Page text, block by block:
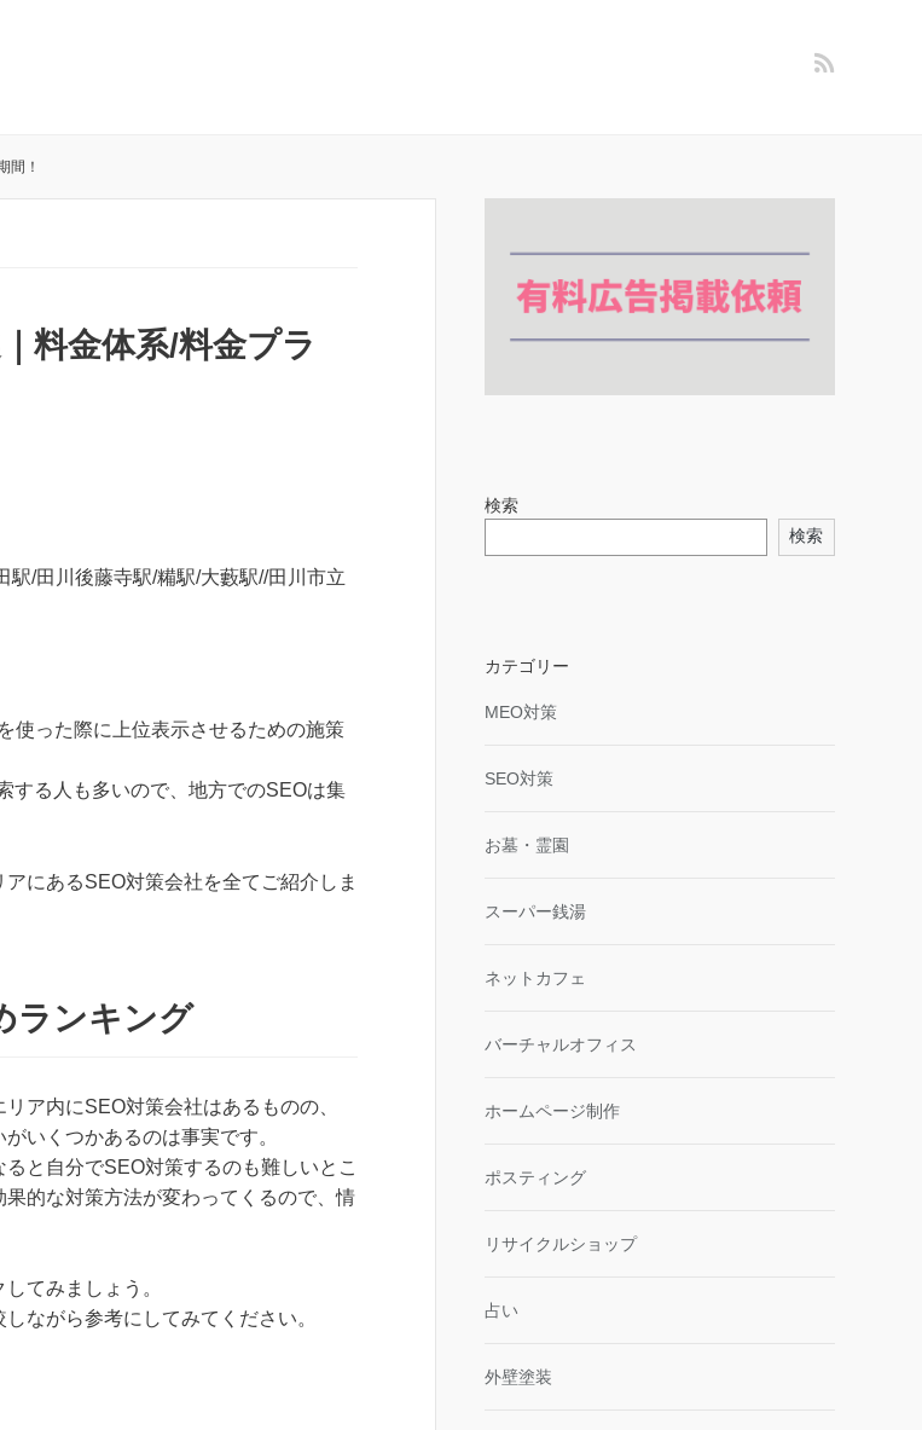
間！
料金体系/料金プラ
/田川後藤寺駅/糒駅/大藪駅//田川市立
使った際に上位表示させるための施策
する人も多いので、地方でのSEOは集
にあるSEO対策会社を全てご紹介しま
ランキング
ア内にSEO対策会社はあるものの、
いくつかあるのは事実です。
と自分でSEO対策するのも難しいとこ
的な対策方法が変わってくるので、情
てみましょう。
ながら参考にしてみてください。
検索
検索
カテゴリー
MEO対策
SEO対策
お墓・霊園
スーパー銭湯
ネットカフェ
バーチャルオフィス
ホームページ制作
ポスティング
リサイクルショップ
占い
外壁塗装